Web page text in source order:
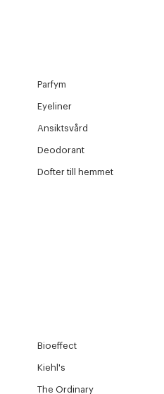
Parfym
Eyeliner
Ansiktsvård
Deodorant
Dofter till hemmet
Bioeffect
Kiehl's
The Ordinary